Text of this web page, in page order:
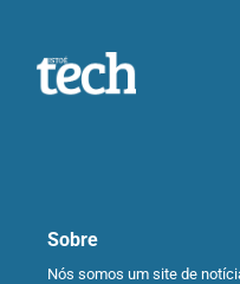
Sobre
Nós somos um site de